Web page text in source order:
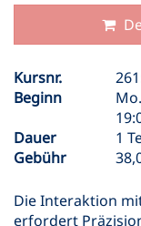
Kursnr.
Beginn
Dauer
1
Gebühr
Die Interaktion
erfordert